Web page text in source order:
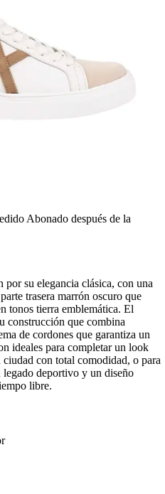
Abonado después de la
por su elegancia clásica, con una
trasera marrón oscuro que
tonos tierra emblemática. El
construcción que combina
de cordones que garantiza un
ideales para completar un look
con total comodidad, o para
deportivo y un diseño
libre.